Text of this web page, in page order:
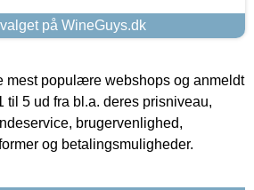
på WineGuys.dk
mest populære webshops og anmeldt
til 5 ud fra bl.a. deres prisniveau,
brugervenlighed,
og betalingsmuligheder.